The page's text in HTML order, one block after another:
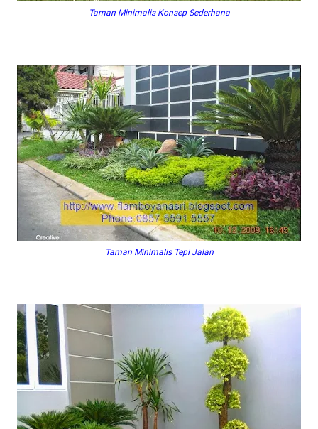
Taman Minimalis Konsep Sederhana
Taman Minimalis Tepi Jalan